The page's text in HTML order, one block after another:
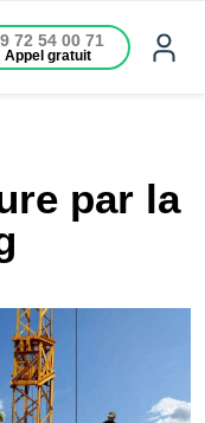
72 54 00 71
Appel gratuit
par la